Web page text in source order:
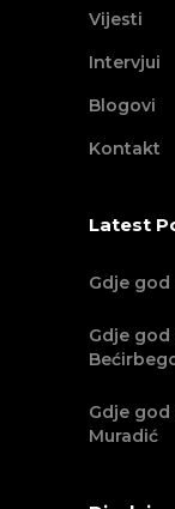
Vijesti
Intervjui
Blogovi
Kontakt
Latest
Gdje
Gdje god
Gdje god
Muradić